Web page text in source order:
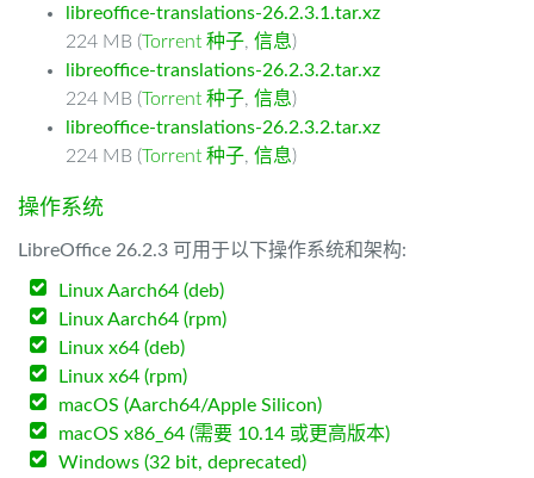
libreoffice-translations-26.2.3.1.tar.xz
224 MB (Torrent 种子, 信息)
libreoffice-translations-26.2.3.2.tar.xz
224 MB (Torrent 种子, 信息)
libreoffice-translations-26.2.3.2.tar.xz
224 MB (Torrent 种子, 信息)
操作系统
LibreOffice 26.2.3 可用于以下操作系统和架构:
Linux Aarch64 (deb)
Linux Aarch64 (rpm)
Linux x64 (deb)
Linux x64 (rpm)
macOS (Aarch64/Apple Silicon)
macOS x86_64 (需要 10.14 或更高版本)
Windows (32 bit, deprecated)